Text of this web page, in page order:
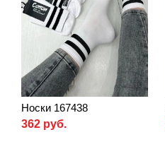
Носки 167438
362 руб.